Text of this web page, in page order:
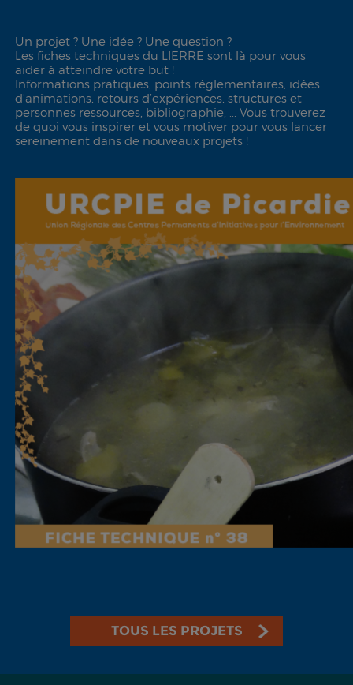
Un projet ? Une idée ? Une question ?
Les fiches techniques du LIERRE sont là pour vous
aider à atteindre votre but !
Informations pratiques, points réglementaires, idées
d'animations, retours d’expériences, structures et
personnes ressources, bibliographie, ... Vous trouverez
de quoi vous inspirer et vous motiver pour vous lancer
sereinement dans de nouveaux projets !
TOUS LES PROJETS